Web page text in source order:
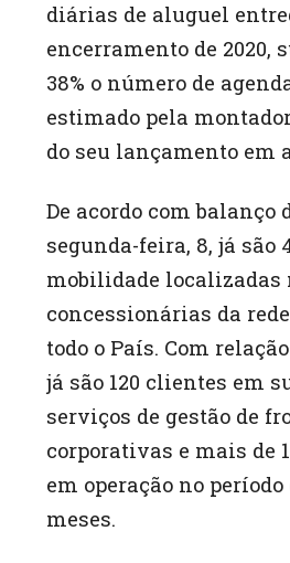
diárias de aluguel
encerramento de 2020,
38% o número de
estimado pela
do seu lançamento em
De acordo com balanço
segunda-feira, 8, já são
mobilidade localizadas
concessionárias da
todo o País. Com
já são 120 clientes em
serviços de gestão de
corporativas e mais de
em operação no
meses.